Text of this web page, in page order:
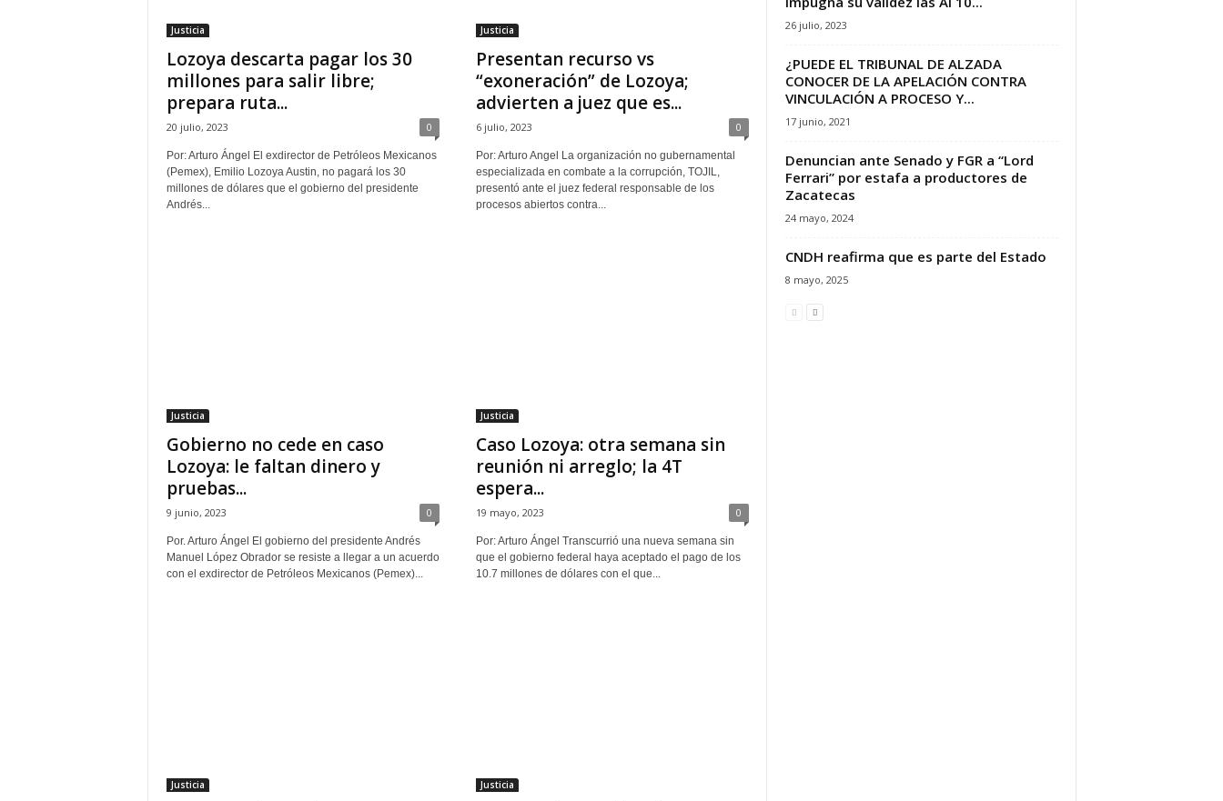
Justicia
Lozoya descarta pagar los 30
millones para salir libre;
prepara ruta...
20 julio, 2023 0
Por: Arturo Ángel El exdirector de Petróleos Mexicanos
(Pemex), Emilio Lozoya Austin, no pagará los 30
millones de dólares que el gobierno del presidente
Andrés...
Justicia
Presentan recurso vs
“exoneración” de Lozoya;
advierten a juez que es...
6 julio, 2023 0
Por: Arturo Angel La organización no gubernamental
especializada en combate a la corrupción, TOJIL,
presentó ante el juez federal responsable de los
procesos abiertos contra...
Justicia
Gobierno no cede en caso
Lozoya: le faltan dinero y
pruebas...
9 junio, 2023 0
Por. Arturo Ángel El gobierno del presidente Andrés
Manuel López Obrador se resiste a llegar a un acuerdo
con el exdirector de Petróleos Mexicanos (Pemex)...
Justicia
Caso Lozoya: otra semana sin
reunión ni arreglo; la 4T
espera...
19 mayo, 2023 0
Por: Arturo Ángel Transcurrió una nueva semana sin
que el gobierno federal haya aceptado el pago de los
10.7 millones de dólares con el que...
Justicia Justicia
26 julio, 2023
¿PUEDE EL TRIBUNAL DE ALZADA
CONOCER DE LA APELACIÓN CONTRA
VINCULACIÓN A PROCESO Y...
17 junio, 2021
Denuncian ante Senado y FGR a “Lord
Ferrari” por estafa a productores de
Zacatecas
24 mayo, 2024
CNDH reafirma que es parte del Estado
8 mayo, 2025